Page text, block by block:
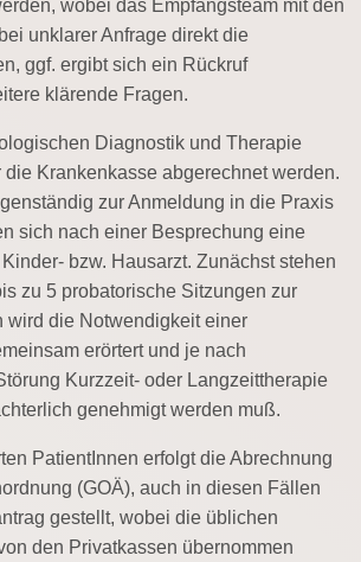
wobei das Empfangsteam mit den
unklarer Anfrage direkt die
ggf. ergibt sich ein Rückruf
klärende Fragen.
Diagnostik und Therapie
die Krankenkasse abgerechnet werden.
zur Anmeldung in die Praxis
sich nach einer Besprechung eine
bzw. Hausarzt. Zunächst stehen
zu 5 probatorische Sitzungen zur
wird die Notwendigkeit einer
erörtert und je nach
Kurzzeit- oder Langzeittherapie
genehmigt werden muß.
PatientInnen erfolgt die Abrechnung
(GOÄ), auch in diesen Fällen
gestellt, wobei die üblichen
den Privatkassen übernommen